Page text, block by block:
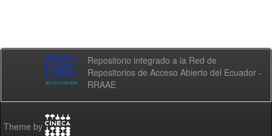
Repositorio integrado a la Red de
Repositorios de Acceso Abierto del Ecuador -
RRAAE
Theme by